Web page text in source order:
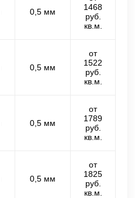
0,5 мм
1468
руб.
кв.м.
0,5 мм
от
1522
руб.
кв.м.
0,5 мм
от
1789
руб.
кв.м.
0,5 мм
от
1825
руб.
кв.м.